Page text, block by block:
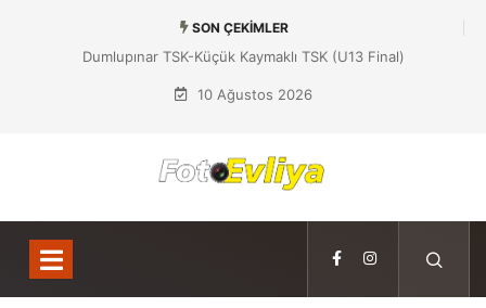
SON ÇEKIMLER
Dumlupınar TSK-Küçük Kaymaklı TSK (U13 Final)
10 Ağustos 2026